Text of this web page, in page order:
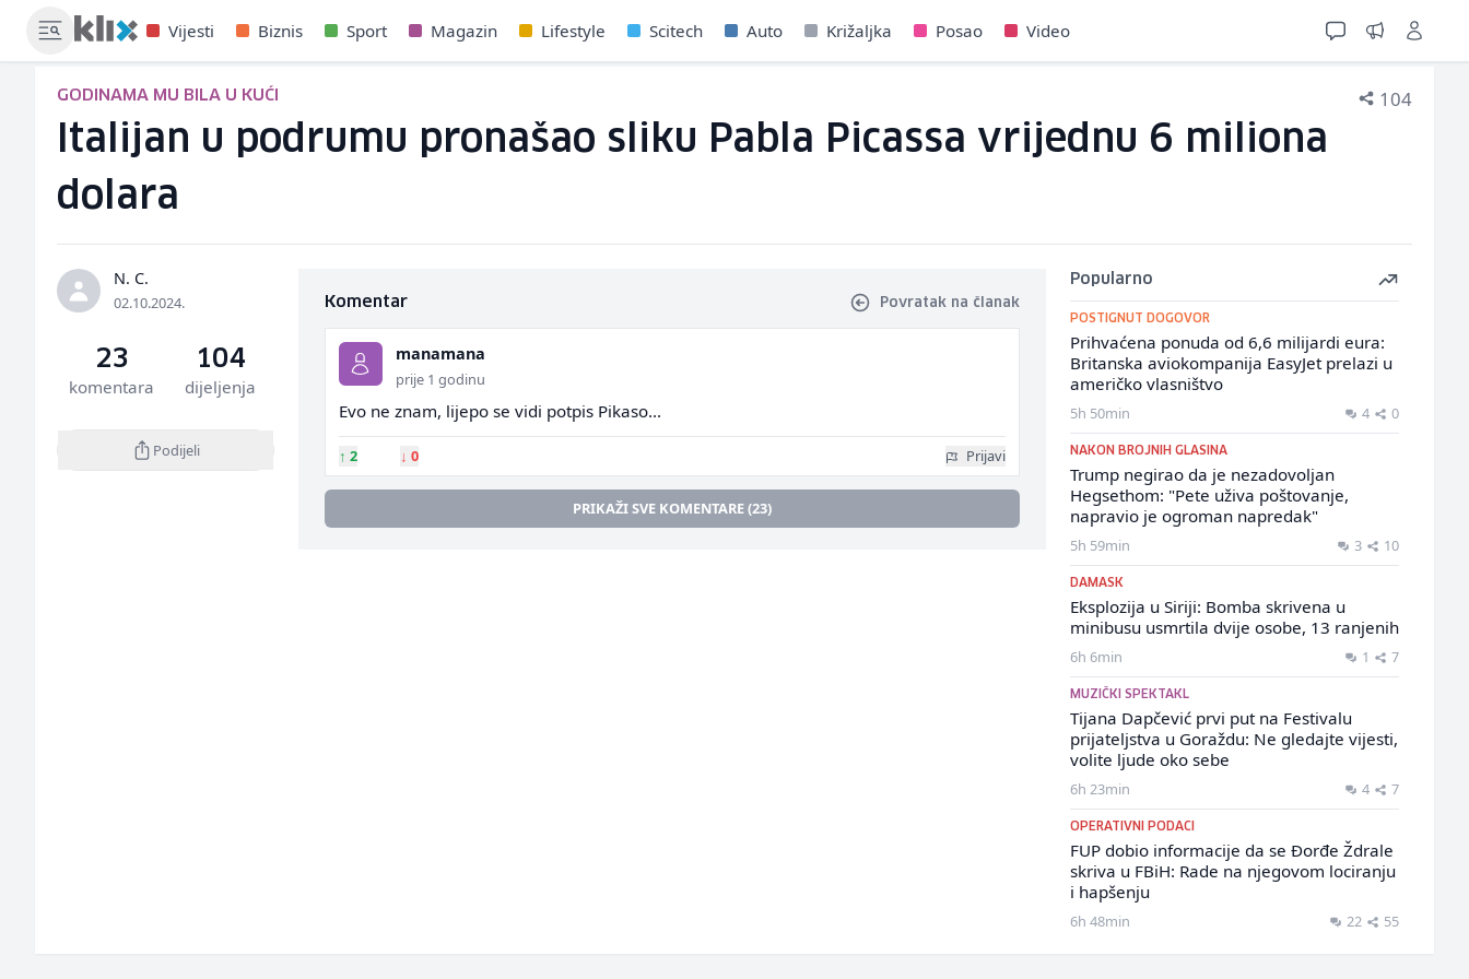
Vijesti Biznis Sport Magazin Lifestyle Scitech Auto Križaljka Posao Video
GODINAMA MU BILA U KUĆI 104
Italijan u podrumu pronašao sliku Pabla Picassa vrijednu 6 miliona
dolara
N. C.
02.10.2024.
23
komentara
104
dijeljenja
Podijeli
Komentar Povratak na članak
manamana
prije 1 godinu
Evo ne znam, lijepo se vidi potpis Pikaso...
↑ 2 ↓ 0 Prijavi
PRIKAŽI SVE KOMENTARE (23)
Popularno
POSTIGNUT DOGOVOR
Prihvaćena ponuda od 6,6 milijardi eura:
Britanska aviokompanija EasyJet prelazi u
američko vlasništvo
5h 50min 4 0
NAKON BROJNIH GLASINA
Trump negirao da je nezadovoljan
Hegsethom: "Pete uživa poštovanje,
napravio je ogroman napredak"
5h 59min 3 10
DAMASK
Eksplozija u Siriji: Bomba skrivena u
minibusu usmrtila dvije osobe, 13 ranjenih
6h 6min 1 7
MUZIČKI SPEKTAKL
Tijana Dapčević prvi put na Festivalu
prijateljstva u Goraždu: Ne gledajte vijesti,
volite ljude oko sebe
6h 23min 4 7
OPERATIVNI PODACI
FUP dobio informacije da se Đorđe Ždrale
skriva u FBiH: Rade na njegovom lociranju
i hapšenju
6h 48min 22 55